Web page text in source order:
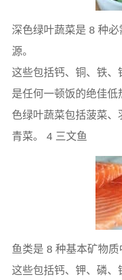
深色绿叶蔬菜是 8 种
源。
这些包括钙、铜、铁
是任何一顿饭的绝佳
色绿叶蔬菜包括菠菜
青菜。 4 三文鱼
鱼类是 8 种基本矿物质
这些包括钙、钾、磷